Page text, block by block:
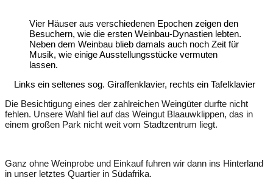
Vier Häuser aus verschiedenen Epochen zeigen den
Besuchern, wie die ersten Weinbau-Dynastien lebten.
Neben dem Weinbau blieb damals auch noch Zeit für
Musik, wie einige Ausstellungsstücke vermuten
lassen.
Links ein seltenes sog. Giraffenklavier, rechts ein Tafelklavier
Die Besichtigung eines der zahlreichen Weingüter durfte nicht
fehlen. Unsere Wahl fiel auf das Weingut Blaauwklippen, das in
einem großen Park nicht weit vom Stadtzentrum liegt.
Ganz ohne Weinprobe und Einkauf fuhren wir dann ins Hinterland
in unser letztes Quartier in Südafrika.